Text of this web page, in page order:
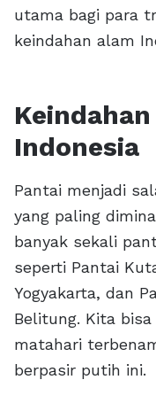
utama bagi para
keindahan alam
Indonesia
Pantai menjadi
yang paling
banyak sekali
seperti Pantai
Yogyakarta, dan
Belitung. Kita
matahari
berpasir putih ini.